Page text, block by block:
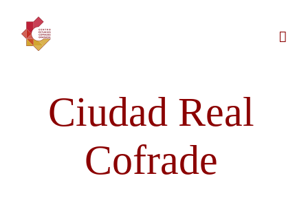
contenido
Ciudad Real
Cofrade